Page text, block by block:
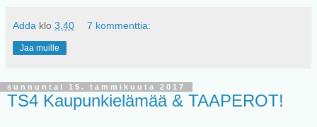
Adda klo 3.40 7 kommenttia:
Jaa muille
sunnuntai 15. tammikuuta 2017
TS4 Kaupunkielämää & TAAPEROT!